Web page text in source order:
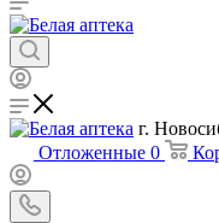
г.
Отложенные 0